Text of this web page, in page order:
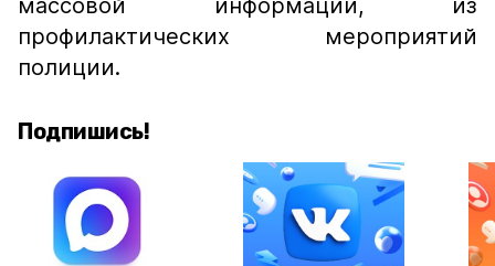
массовой информации, из
профилактических мероприятий
полиции.
Подпишись!